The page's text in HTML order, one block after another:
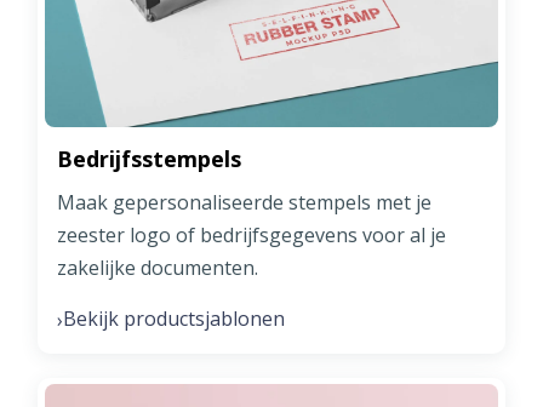
Bedrijfsstempels
Maak gepersonaliseerde stempels met je
zeester logo of bedrijfsgegevens voor al je
zakelijke documenten.
›Bekijk productsjablonen